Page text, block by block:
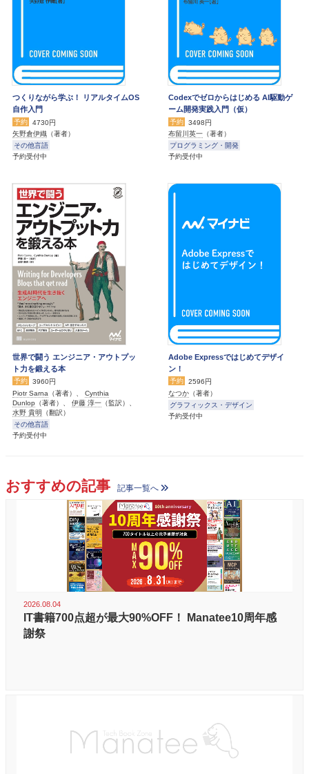
つくりながら学ぶ！ リアルタイムOS
自作入門
予約
4730円
矢野倉伊織 （著者）
その他言語
予約受付中
Codexでゼロからはじめる AI駆動ゲ
ーム開発実践入門（仮）
予約
3498円
布留川英一 （著者）
プログラミング・開発
予約受付中
世界で闘う エンジニア・アウトプッ
ト力を鍛える本
予約
3960円
Piotr Sarna （著者）、 Cynthia
Dunlop （著者）、 伊藤 淳一 （監訳）、
水野 貴明 （翻訳）
その他言語
予約受付中
Adobe Expressではじめてデザイ
ン！
予約
2596円
なつか （著者）
グラフィックス・デザイン
予約受付中
おすすめの記事 記事一覧へ
2026.08.04
IT書籍700点超が最大90%OFF！ Manatee10周年感
謝祭